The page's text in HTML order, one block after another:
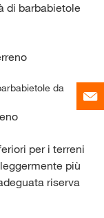
di barbabietole
da
per i terreni
più
riserva